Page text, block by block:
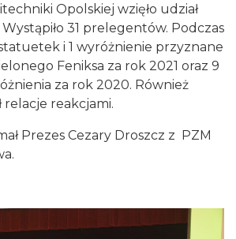
Opolskiej wzięło udział
31 prelegentów. Podczas
i 1 wyróżnienie przyznane
Feniksa za rok 2021 oraz 9
za rok 2020. Również
reakcjami.
Prezes Cezary Droszcz z PZM